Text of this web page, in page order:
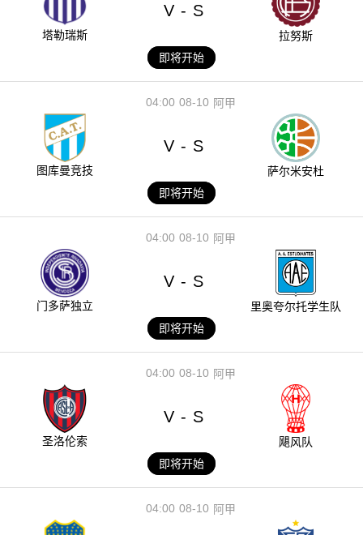
塔勒瑞斯
V - S
拉努斯
即将开始
08-10
04:00 阿甲
图库曼竞技
V - S
萨尔米安杜
即将开始
08-10
04:00 阿甲
门多萨独立
V - S
里奥夸尔托学生队
即将开始
08-10
04:00 阿甲
圣洛伦索
V - S
飓风队
即将开始
08-10
04:00 阿甲